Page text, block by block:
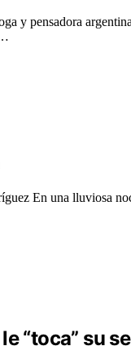
y pensadora
En una lluviosa
“toca” su